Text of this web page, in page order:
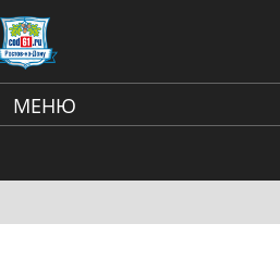
МЕНЮ